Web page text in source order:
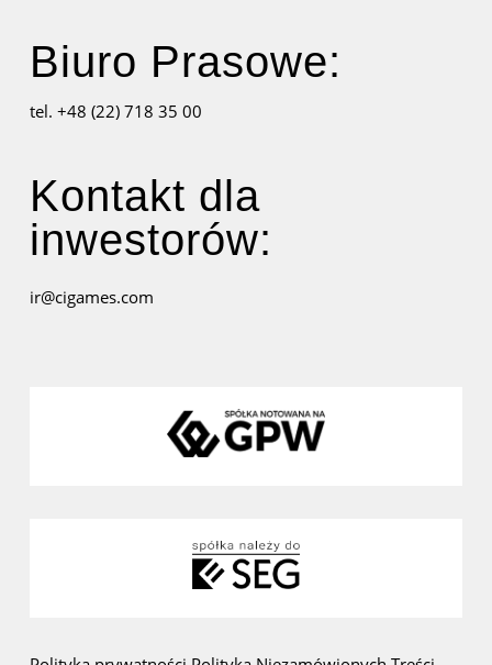
Biuro Prasowe:
tel. +48 (22) 718 35 00
Kontakt dla
inwestorów:
ir@cigames.com